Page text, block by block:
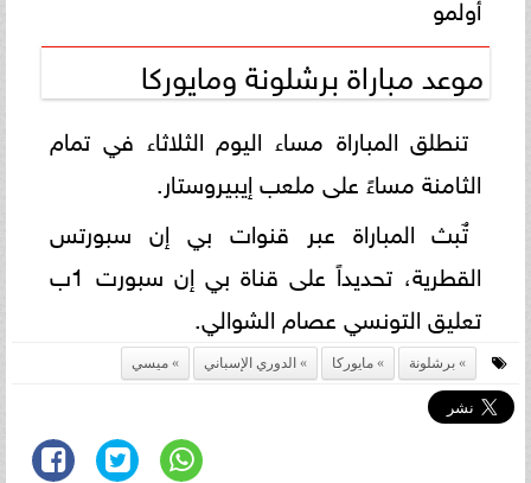
موعد مباراة برشلونة ومايوركا
تنطلق المباراة مساء اليوم الثلاثاء في تمام
الثامنة مساءً على ملعب إيبيروستار.
تٌبث المباراة عبر قنوات بي إن سبورتس
القطرية، تحديداً على قناة بي إن سبورت 1ب
تعليق التونسي عصام الشوالي.
برشلونة مايوركا الدوري الإسباني ميسي